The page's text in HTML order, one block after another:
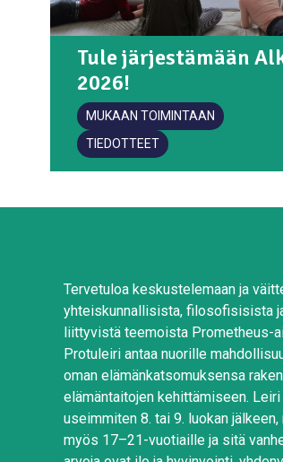
Tule järjestämään
2026!
MUKAAN TOIMINTAAN
TIEDOTTEET
Tervetuloa keskustelemaan ja
yhteiskunnallisista, filosofisisista
liittyvistä teemoista Prometheus-
Protuleiri antaa nuorille
oman elämänkatsomuksensa
elämäntaitojen kehittämiseen. Leiri
useimmiten 8. tai 9. luokan
myös 17–21-vuotiaille ja sitä